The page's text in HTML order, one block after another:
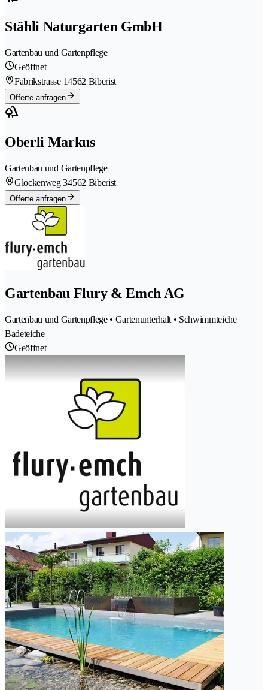
Stähli Naturgarten GmbH
Gartenbau und Gartenpflege
Geöffnet
Fabrikstrasse 14562 Biberist
Offerte anfragen
Oberli Markus
Gartenbau und Gartenpflege
Glockenweg 34562 Biberist
Offerte anfragen
Gartenbau Flury & Emch AG
Gartenbau und Gartenpflege • Gartenunterhalt • Schwimmteiche
Badeteiche
Geöffnet